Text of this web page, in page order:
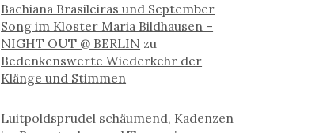
Bachiana Brasileiras und September
Song im Kloster Maria Bildhausen –
NIGHT OUT @ BERLIN zu
Bedenkenswerte Wiederkehr der
Klänge und Stimmen
Luitpoldsprudel schäumend, Kadenzen